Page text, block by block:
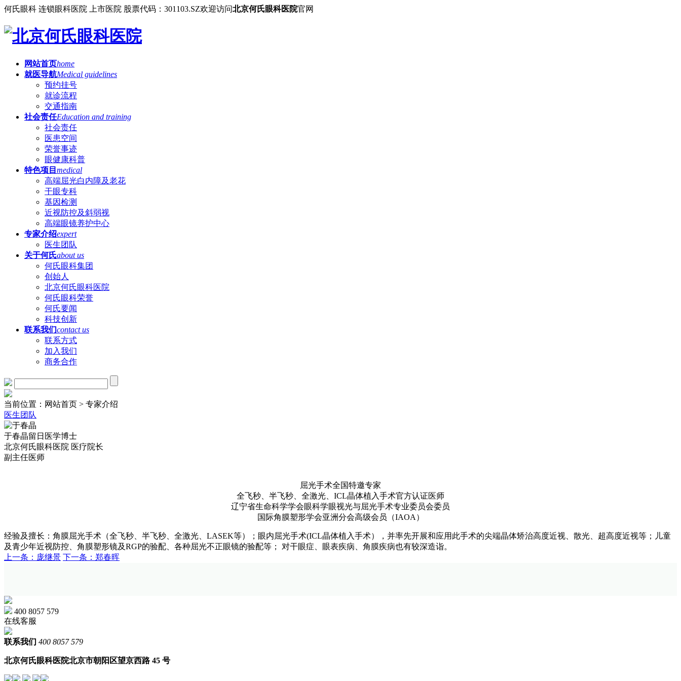
何氏眼科 连锁眼科医院 上市医院 股票代码：301103.SZ欢迎访问北京何氏眼科医院官网
网站首页home
就医导航Medical guidelines
预约挂号
就诊流程
交通指南
社会责任Education and training
社会责任
医患空间
荣誉事迹
眼健康科普
特色项目 medical
高端屈光白内障及老花
干眼专科
基因检测
近视防控及斜弱视
高端眼镜养护中心
专家介绍expert
医生团队
关于何氏about us
何氏眼科集团
创始人
北京何氏眼科医院
何氏眼科荣誉
何氏要闻
科技创新
联系我们contact us
联系方式
加入我们
商务合作
当前位置：网站首页 > 专家介绍
医生团队
于春晶留日医学博士
北京何氏眼科医院 医疗院长
副主任医师
屈光手术全国特邀专家
全飞秒、半飞秒、全激光、ICL晶体植入手术官方认证医师
辽宁省生命科学学会眼科学眼视光与屈光手术专业委员会委员
国际角膜塑形学会亚洲分会高级会员（IAOA）
经验及擅长：角膜屈光手术（全飞秒、半飞秒、全激光、LASEK等）；眼内屈光手术(ICL晶体植入手术），并率先开展和应用此手术的尖端晶体矫治高度近视、散光、超高度近视等；儿童
及青少年近视防控、角膜塑形镜及RGP的验配、各种屈光不正眼镜的验配等； 对干眼症、眼表疾病、角膜疾病也有较深造诣。
上一条：庞继景 下一条：郑春晖
400 8057 579
在线客服
联系我们 400 8057 579
北京何氏眼科医院北京市朝阳区望京西路 45 号